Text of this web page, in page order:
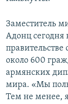
Заместитель
Адонц сегодня
около 600
армянских
мира. «Мы
Тем не менее,